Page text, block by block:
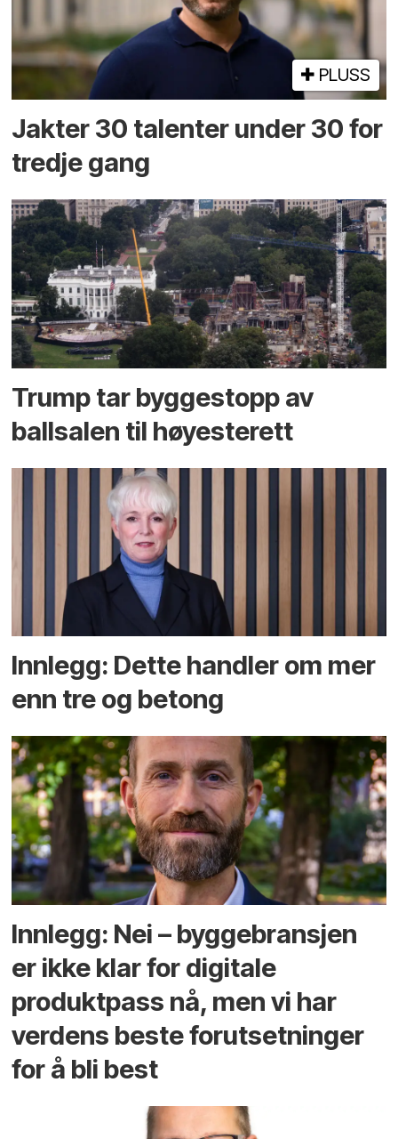
PLUSS
Jakter 30 talenter under 30 for
tredje gang
Trump tar byggestopp av
ballsalen til høyesterett
Innlegg: Dette handler om mer
enn tre og betong
Innlegg: Nei – byggebransjen
er ikke klar for digitale
produktpass nå, men vi har
verdens beste forutsetninger
for å bli best